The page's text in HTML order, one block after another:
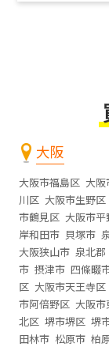
大阪
大阪市福島区 大阪
川区 大阪市生野区
市鶴見区 大阪市平
岸和田市 貝塚市
大阪狭山市 泉北郡
市 摂津市 四條畷
区 大阪市天王寺区
市阿倍野区 大阪市
北区 堺市堺区 堺
田林市 松原市 柏